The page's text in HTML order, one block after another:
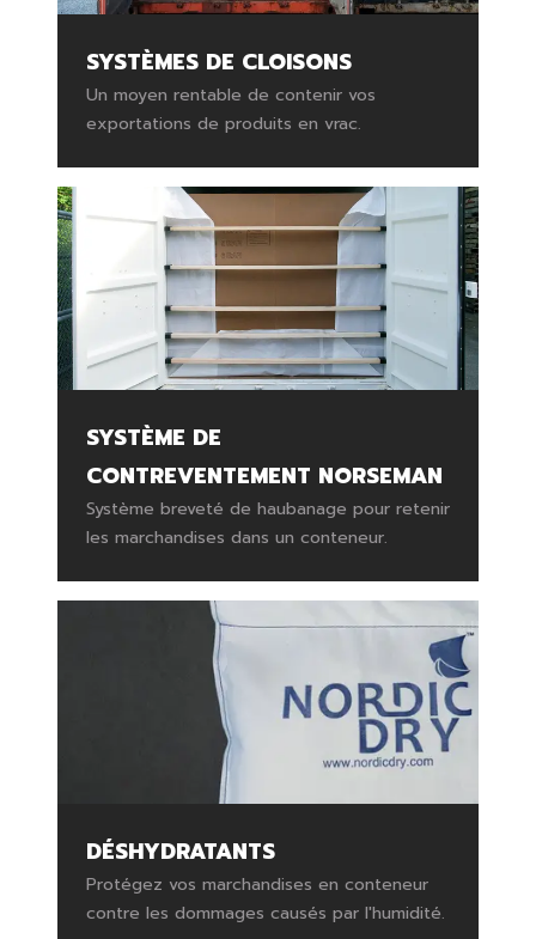
SYSTÈMES DE CLOISONS
Un moyen rentable de contenir vos
exportations de produits en vrac.
SYSTÈME DE
CONTREVENTEMENT NORSEMAN
Système breveté de haubanage pour retenir
les marchandises dans un conteneur.
DÉSHYDRATANTS
Protégez vos marchandises en conteneur
contre les dommages causés par l'humidité.